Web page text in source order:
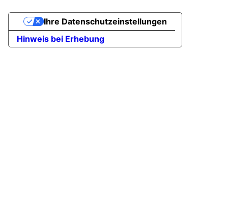
Hinweis bei Erhebung
Ihre Datenschutzeinstellungen